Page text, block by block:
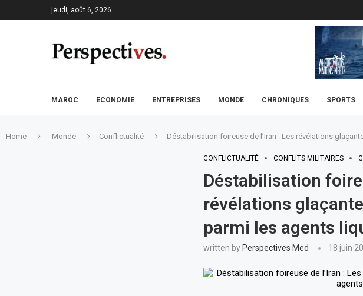
jeudi, août 6, 2026
MAROC ECONOMIE ENTREPRISES MONDE CHRONIQUES SPORTS
Home Monde Conflictualité Déstabilisation foireuse de l’Iran : Les révélations
CONFLICTUALITÉ CONFLITS MILITAIRES
Déstabilisation
révélations
parmi les agents
written by Perspectives Med 18 juin